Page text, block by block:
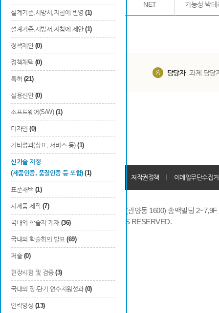
설계기준,시방서,지침에 반영 (1)
설계기준,시방서,지침에 제안 (1)
정책제안 (0)
정책채택 (0)
특허 (21)
실용신안 (0)
소프트웨어(S/W) (1)
디자인 (0)
기타성과(상표, 서비스 등) (1)
신기술 지정
(제품인증, 품질인증 등 포함) (1)
표준채택 (1)
시제품 제작 (7)
국내외 학술지 게재 (36)
국내외 학술회의 발표 (69)
저술 (0)
현장시험 및 검증 (3)
국내외 장·단기 연수지원성과 (0)
인력양성 (13)
1 국토교통부 910 NET 기능성 박
담당부서 해당 사업실 담당자 과제 담당
개인정보처리방침 회원가입약관 저작권정책 이메일무단수집
14066 경기도 안양시 동안구 시민대로 286 (관양동 1600) 송백빌딩
COPYRIGHTS © 2014 KAIA, ALL RIGHTS RESERVED.